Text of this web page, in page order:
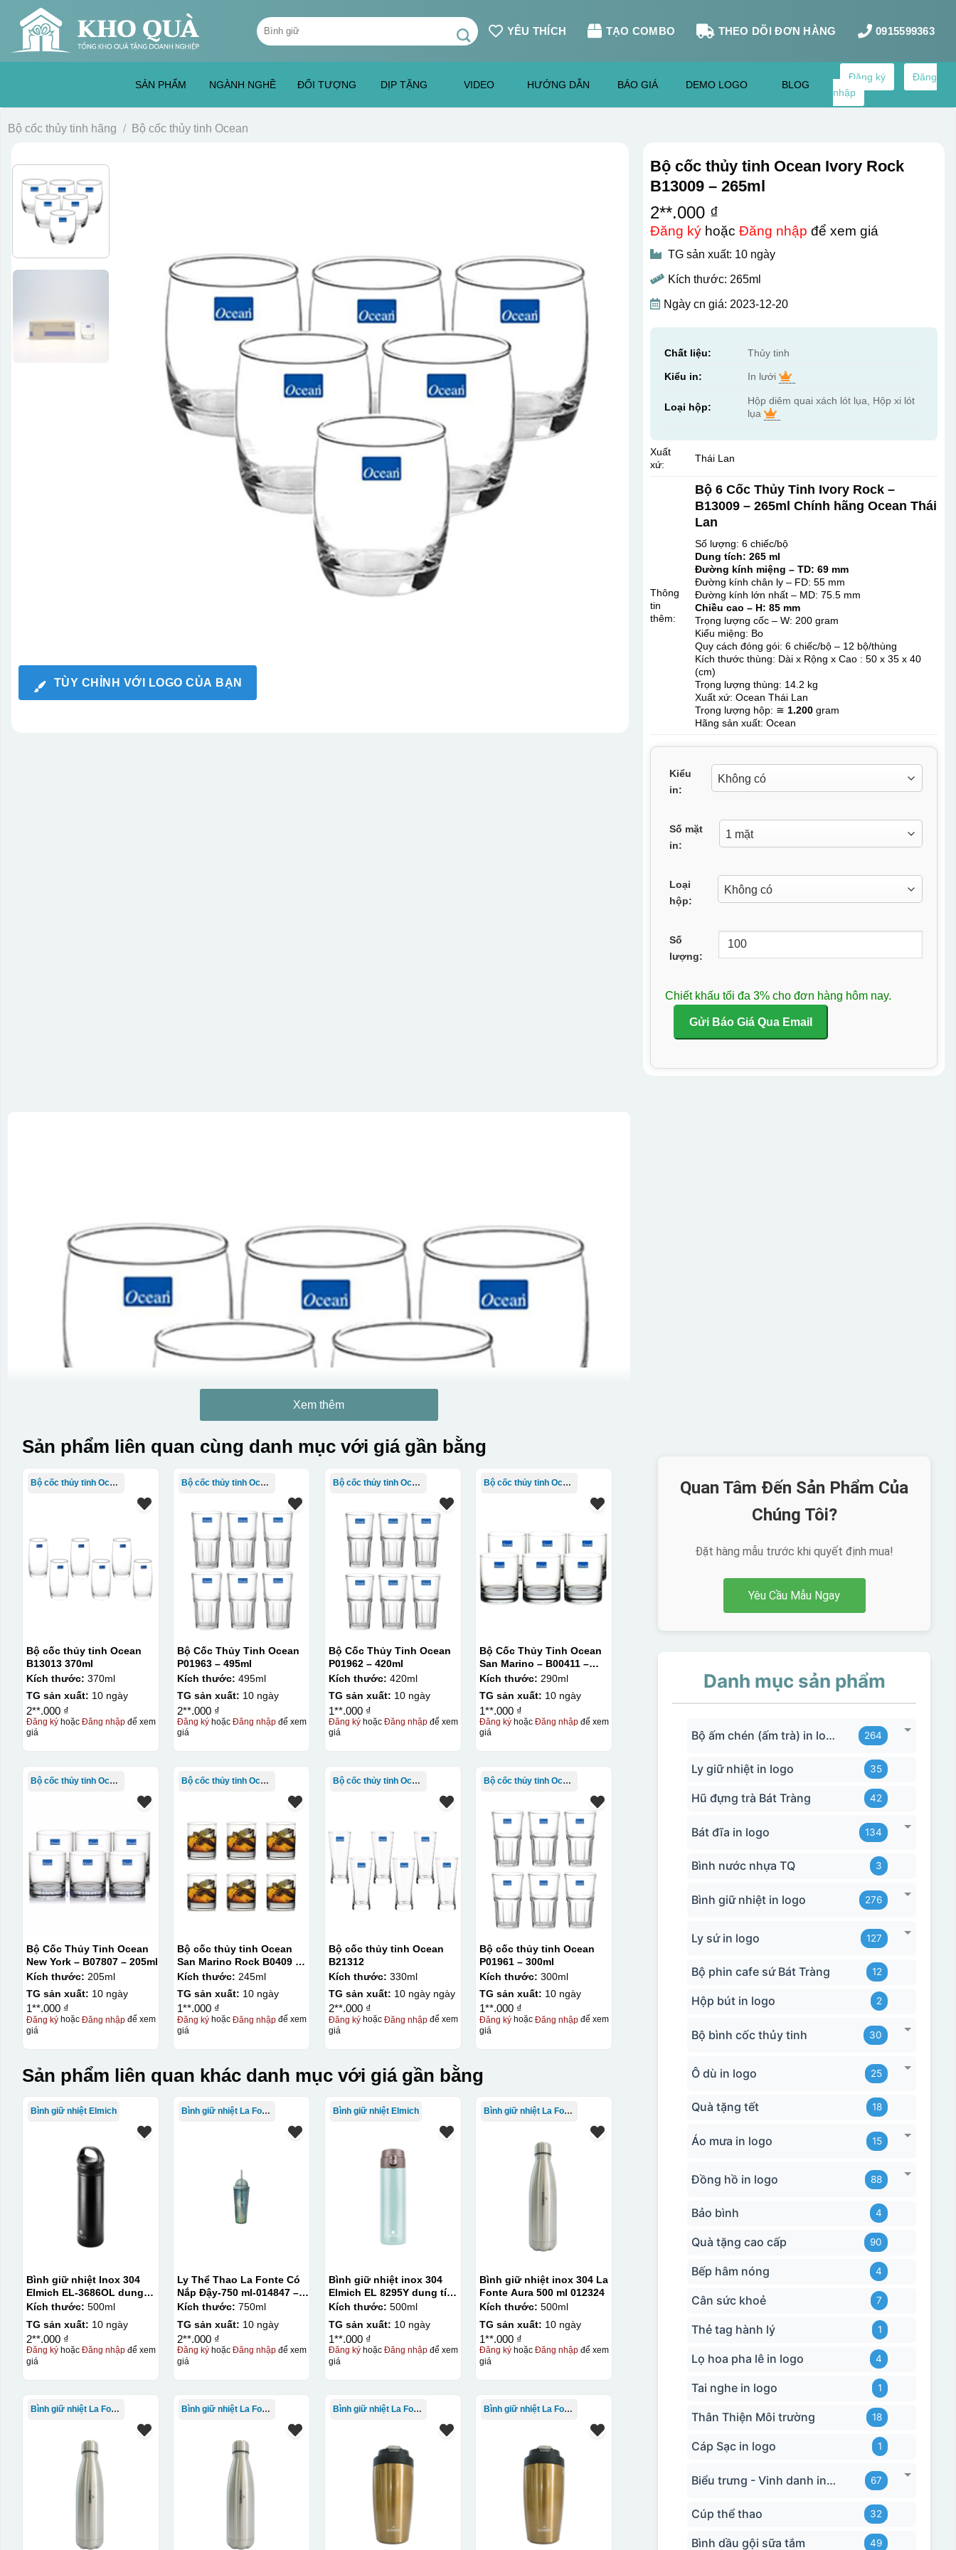
content
Tìm
kiếm:
YÊU THÍCH TẠO COMBO THEO DÕI ĐƠN HÀNG 0915599363
SẢN PHẨM NGÀNH NGHỀ ĐỐI TƯỢNG DỊP TẶNG VIDEO HƯỚNG DẪN BÁO GIÁ DEMO LOGO BLOG
Đăng ký
Đăng
nhập
Bộ cốc thủy tinh hãng / Bộ cốc thủy tinh Ocean
TÙY CHỈNH VỚI LOGO CỦA BẠN
Bộ cốc thủy tinh Ocean Ivory Rock
B13009 – 265ml
2**.000 ₫
Đăng kýhoặc Đăng nhập để xem giá
TG sản xuất: 10 ngày
Kích thước: 265ml
Ngày cn giá: 2023-12-20
Chất liệu: Thủy tinh
Kiểu in: In lưới
Loại hộp:
Hộp diêm quai xách lót lụa, Hộp xi lót
lụa
Xuất
xứ:
Thái Lan
Thông
tin
thêm:
Bộ 6 Cốc Thủy Tinh Ivory Rock –
B13009 – 265ml Chính hãng Ocean Thái
Lan
Số lượng: 6 chiếc/bộ
Dung tích: 265 ml
Đường kính miệng – TD: 69 mm
Đường kính chân ly – FD: 55 mm
Đường kính lớn nhất – MD: 75.5 mm
Chiều cao – H: 85 mm
Trọng lượng cốc – W: 200 gram
Kiểu miệng: Bo
Quy cách đóng gói: 6 chiếc/bộ – 12 bộ/thùng
Kích thước thùng: Dài x Rộng x Cao : 50 x 35 x 40
(cm)
Trọng lượng thùng: 14.2 kg
Xuất xứ: Ocean Thái Lan
Trọng lượng hộp: ≅ 1.200gram
Hãng sản xuất: Ocean
Kiểu
in:
Số mặt
in:
Loại
hộp:
Số
lượng:
Chiết khấu tối đa 3% cho đơn hàng hôm nay.
Gửi Báo Giá Qua Email
Kiểu in:
In lưới (silk screen printing) trong ngành quà tặng là kỹ thuật in ấn sử dụng một tấm lưới được phủ hóa chất cảm quang,
trong đó hình ảnh cần in được phơi sáng tạo thành khuôn. Mực in được đẩy qua các lỗ nhỏ trên lưới bằng một thanh gạt
(squeegee) để in lên bề mặt sản phẩm như ly, cốc, bút, móc khóa hay các vật phẩm quà tặng khác. Kỹ thuật này cho
phép in được nhiều màu sắc khác nhau, độ bền cao, có thể in trên nhiều chất liệu và phù hợp cho sản xuất số lượng
lớn, tuy nhiên đòi hỏi quy trình chuẩn bị kỹ lưỡng và chi phí setup ban đầu tương đối cao.
Hộp diêm quai xách lót lụa
Xem thêm
Sản phẩm liên quan cùng danh mục với giá gần bằng
Bộ cốc thủy tinh Ocean
Bộ cốc thủy tinh Ocean
B13013 370ml
Kích thước: 370ml
TG sản xuất: 10 ngày
2**.000 ₫
Đăng kýhoặc Đăng nhậpđể xem
giá
Bộ cốc thủy tinh Ocean
Bộ Cốc Thủy Tinh Ocean
P01963 – 495ml
Kích thước: 495ml
TG sản xuất: 10 ngày
2**.000 ₫
Đăng ký hoặcĐăng nhập để xem
giá
Bộ cốc thủy tinh Ocean
Bộ Cốc Thủy Tinh Ocean
P01962 – 420ml
Kích thước: 420ml
TG sản xuất: 10 ngày
1**.000 ₫
Đăng kýhoặc Đăng nhậpđể xem
giá
Bộ cốc thủy tinh Ocean
Bộ Cốc Thủy Tinh Ocean
San Marino – B00411 –
290ml
Kích thước: 290ml
TG sản xuất: 10 ngày
1**.000 ₫
Đăng ký hoặcĐăng nhập để xem
giá
Bộ cốc thủy tinh Ocean
Bộ Cốc Thủy Tinh Ocean
New York – B07807 – 205ml
Kích thước: 205ml
TG sản xuất: 10 ngày
1**.000 ₫
Đăng kýhoặc Đăng nhậpđể xem
giá
Bộ cốc thủy tinh Ocean
Bộ cốc thủy tinh Ocean
San Marino Rock B0409 –
245ml
Kích thước: 245ml
TG sản xuất: 10 ngày
1**.000 ₫
Đăng ký hoặcĐăng nhập để xem
giá
Bộ cốc thủy tinh Ocean
Bộ cốc thủy tinh Ocean
B21312
Kích thước: 330ml
TG sản xuất: 10 ngày ngày
2**.000 ₫
Đăng kýhoặc Đăng nhậpđể xem
giá
Bộ cốc thủy tinh Ocean
Bộ cốc thủy tinh Ocean
P01961 – 300ml
Kích thước: 300ml
TG sản xuất: 10 ngày
1**.000 ₫
Đăng ký hoặcĐăng nhập để xem
giá
Sản phẩm liên quan khác danh mục với giá gần bằng
Bình giữ nhiệt Elmich
Bình giữ nhiệt Inox 304
Elmich EL-3686OL dung
tích 500ml
Kích thước: 500ml
TG sản xuất: 10 ngày
2**.000 ₫
Đăng kýhoặc Đăng nhậpđể xem
giá
Bình giữ nhiệt La Fonte
Ly Thể Thao La Fonte Có
Nắp Đậy-750 ml-014847 –
GRA
Kích thước: 750ml
TG sản xuất: 10 ngày
2**.000 ₫
Đăng ký hoặcĐăng nhập để xem
giá
Bình giữ nhiệt Elmich
Bình giữ nhiệt inox 304
Elmich EL 8295Y dung tích
500ml
Kích thước: 500ml
TG sản xuất: 10 ngày
1**.000 ₫
Đăng kýhoặc Đăng nhậpđể xem
giá
Bình giữ nhiệt La Fonte
Bình giữ nhiệt inox 304 La
Fonte Aura 500 ml 012324
Kích thước: 500ml
TG sản xuất: 10 ngày
1**.000 ₫
Đăng ký hoặcĐăng nhập để xem
giá
Bình giữ nhiệt La Fonte Bình giữ nhiệt La Fonte Bình giữ nhiệt La Fonte Bình giữ nhiệt La Fonte
Quan Tâm Đến Sản Phẩm Của
Chúng Tôi?
Đặt hàng mẫu trước khi quyết định mua!
Yêu Cầu Mẫu Ngay
Danh mục sản phẩm
Bộ ấm chén (ấm trà) in logo 264
Ly giữ nhiệt in logo 35
Hũ đựng trà Bát Tràng 42
Bát đĩa in logo 134
Bình nước nhựa TQ 3
Bình giữ nhiệt in logo 276
Ly sứ in logo 127
Bộ phin cafe sứ Bát Tràng 12
Hộp bút in logo 2
Bộ bình cốc thủy tinh 30
Ô dù in logo 25
Quà tặng tết 18
Áo mưa in logo 15
Đồng hồ in logo 88
Bảo bình 4
Quà tặng cao cấp 90
Bếp hâm nóng 4
Cân sức khoẻ 7
Thẻ tag hành lý 1
Lọ hoa pha lê in logo 4
Tai nghe in logo 1
Thân Thiện Môi trường 18
Cáp Sạc in logo 1
Biểu trưng - Vinh danh in logo 67
Cúp thể thao 32
Bình dầu gội sữa tắm 49